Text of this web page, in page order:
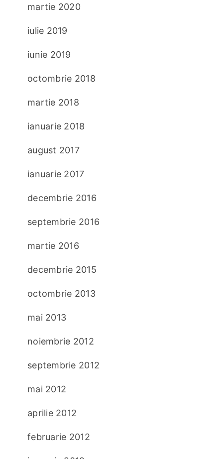
martie 2020
iulie 2019
iunie 2019
octombrie 2018
martie 2018
ianuarie 2018
august 2017
ianuarie 2017
decembrie 2016
septembrie 2016
martie 2016
decembrie 2015
octombrie 2013
mai 2013
noiembrie 2012
septembrie 2012
mai 2012
aprilie 2012
februarie 2012